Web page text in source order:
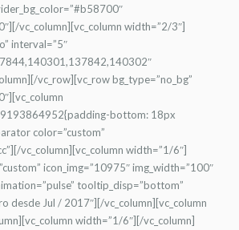
vc_column][vc_column width=”2/3″]
interval=”5″
vc_row][vc_row bg_type=”no_bg”
bottom: 18px
color=”custom”
vc_column][vc_column width=”1/6″]
icon_img=”10975″ img_width=”100″
tooltip_disp=”bottom”
desde Jul / 2017″][/vc_column][vc_column
width=”1/6″][/vc_column]